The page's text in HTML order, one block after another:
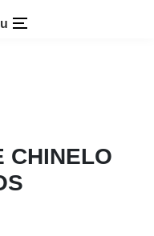
CHINELO